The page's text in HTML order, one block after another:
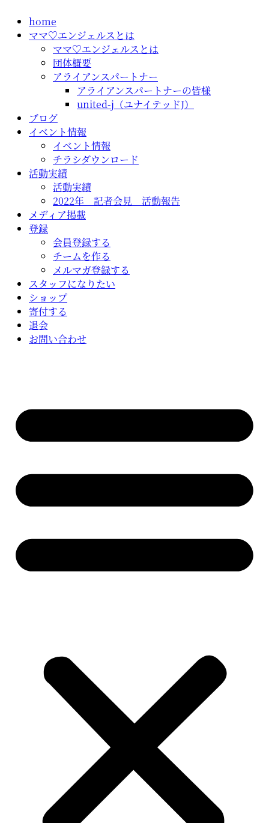
home
ママ♡エンジェルスとは
ママ♡エンジェルスとは
団体概要
アライアンスパートナー
アライアンスパートナーの皆様
united-j（ユナイテッドJ）
ブログ
イベント情報
イベント情報
チラシダウンロード
活動実績
活動実績
2022年 記者会見 活動報告
メディア掲載
登録
会員登録する
チームを作る
メルマガ登録する
スタッフになりたい
ショップ
寄付する
退会
お問い合わせ